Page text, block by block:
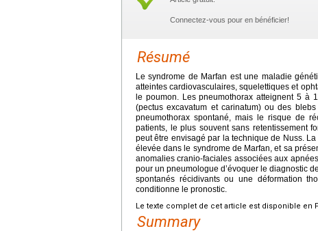
Connectez-vous pour en bénéficier!
Résumé
Le syndrome de Marfan est une maladie
atteintes cardiovasculaires, squelettiques et
le poumon. Les pneumothorax atteignent 5 à
(pectus excavatum et carinatum) ou des
pneumothorax spontané, mais le risque de
patients, le plus souvent sans retentissement
peut être envisagé par la technique de Nuss.
élevée dans le syndrome de Marfan, et sa
anomalies cranio-faciales associées aux
pour un pneumologue d’évoquer le diagnostic
spontanés récidivants ou une déformation
conditionne le pronostic.
Le texte complet de cet article est disponible en
Summary